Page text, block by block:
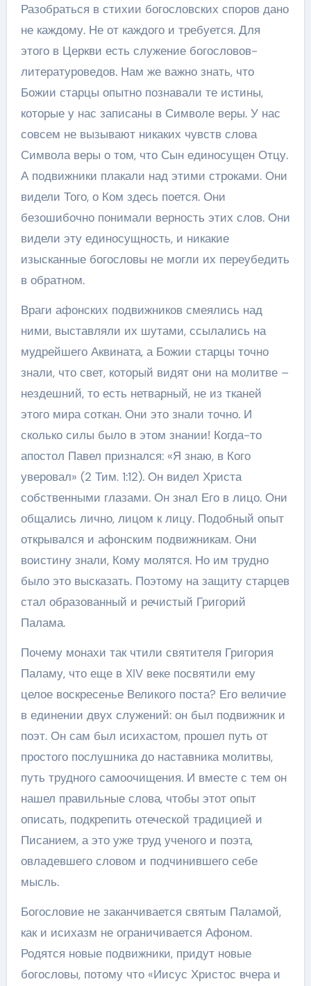
Разобраться в стихии богословских споров дано
не каждому. Не от каждого и требуется. Для
этого в Церкви есть служение богословов-
литературоведов. Нам же важно знать, что
Божии старцы опытно познавали те истины,
которые у нас записаны в Символе веры. У нас
совсем не вызывают никаких чувств слова
Символа веры о том, что Сын единосущен Отцу.
А подвижники плакали над этими строками. Они
видели Того, о Ком здесь поется. Они
безошибочно понимали верность этих слов. Они
видели эту единосущность, и никакие
изысканные богословы не могли их переубедить
в обратном.
Враги афонских подвижников смеялись над
ними, выставляли их шутами, ссылались на
мудрейшего Аквината, а Божии старцы точно
знали, что свет, который видят они на молитве –
нездешний, то есть нетварный, не из тканей
этого мира соткан. Они это знали точно. И
сколько силы было в этом знании! Когда-то
апостол Павел признался: «Я знаю, в Кого
уверовал» (2 Тим. 1:12). Он видел Христа
собственными глазами. Он знал Его в лицо. Они
общались лично, лицом к лицу. Подобный опыт
открывался и афонским подвижникам. Они
воистину знали, Кому молятся. Но им трудно
было это высказать. Поэтому на защиту старцев
стал образованный и речистый Григорий
Палама.
Почему монахи так чтили святителя Григория
Паламу, что еще в XIV веке посвятили ему
целое воскресенье Великого поста? Его величие
в единении двух служений: он был подвижник и
поэт. Он сам был исихастом, прошел путь от
простого послушника до наставника молитвы,
путь трудного самоочищения. И вместе с тем он
нашел правильные слова, чтобы этот опыт
описать, подкрепить отеческой традицией и
Писанием, а это уже труд ученого и поэта,
овладевшего словом и подчинившего себе
мысль.
Богословие не заканчивается святым Паламой,
как и исихазм не ограничивается Афоном.
Родятся новые подвижники, придут новые
богословы, потому что «Иисус Христос вчера и